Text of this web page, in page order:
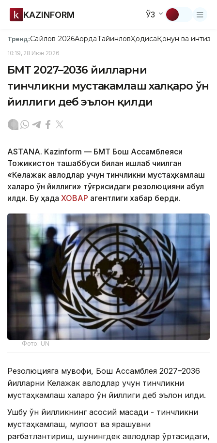
KAZINFORM ЎЗ
Тренд:Сайлов-2026АқордаТайинловҲодисаҚонун ва
10:19, 28 Июн 2026
БМТ 2027–2036 йилларни
тинчликни мустаҳкамлаш халқаро ўн
йиллиги деб эълон қилди
ASTANA. Kazinform — БМТ Бош Ассамблеяси
Тожикистон ташаббуси билан ишлаб чиқилган
«Келажак авлодлар учун тинчликни мустаҳкамлаш
халқаро ўн йиллиги» тўғрисидаги резолюцияни қабул
қилди. Бу ҳақда ХОВАР агентлиги хабар берди.
Фото: UN
Резолюцияга мувофиқ, Бош Ассамблея 2027–2036
йилларни Келажак авлодлар учун тинчликни
мустаҳкамлаш халқаро ўн йиллиги деб эълон қилди.
Ушбу ўн йилликнинг асосий мақсади - тинчликни
мустаҳкамлаш, мулоқот ва ярашувни
рағбатлантириш, шунингдек авлодлар ўртасидаги,